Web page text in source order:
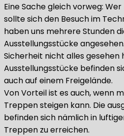
Eine Sache gleich vorweg:
sollte sich den Besuch im
haben uns mehrere Stunden
Ausstellungsstücke
Sicherheit nicht alles gesehen
Ausstellungsstücke befinden
auch auf einem Freigelände.
Von Vorteil ist es auch, wenn
Treppen steigen kann. Die
befinden sich nämlich in
Treppen zu erreichen.